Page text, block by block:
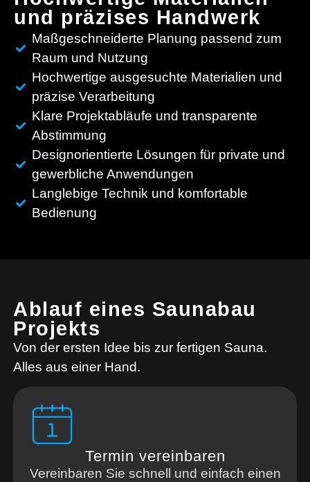
und präzises Handwerk
Maßgeschneiderte Planung passend zum
Raum und Nutzung
Hochwertige ausgesuchte Materialien und
präzise Verarbeitung
Klare Projektabläufe und transparente
Abstimmung
Designorientierte Lösungen für private und
gewerbliche Anwendungen
Langlebige Technik und komfortable
Bedienung
Ablauf eines Saunabau
Projekts
Von der ersten Idee bis zur fertigen Sauna.
Alles aus einer Hand.
Termin vereinbaren
Vereinbaren Sie schnell und einfach einen